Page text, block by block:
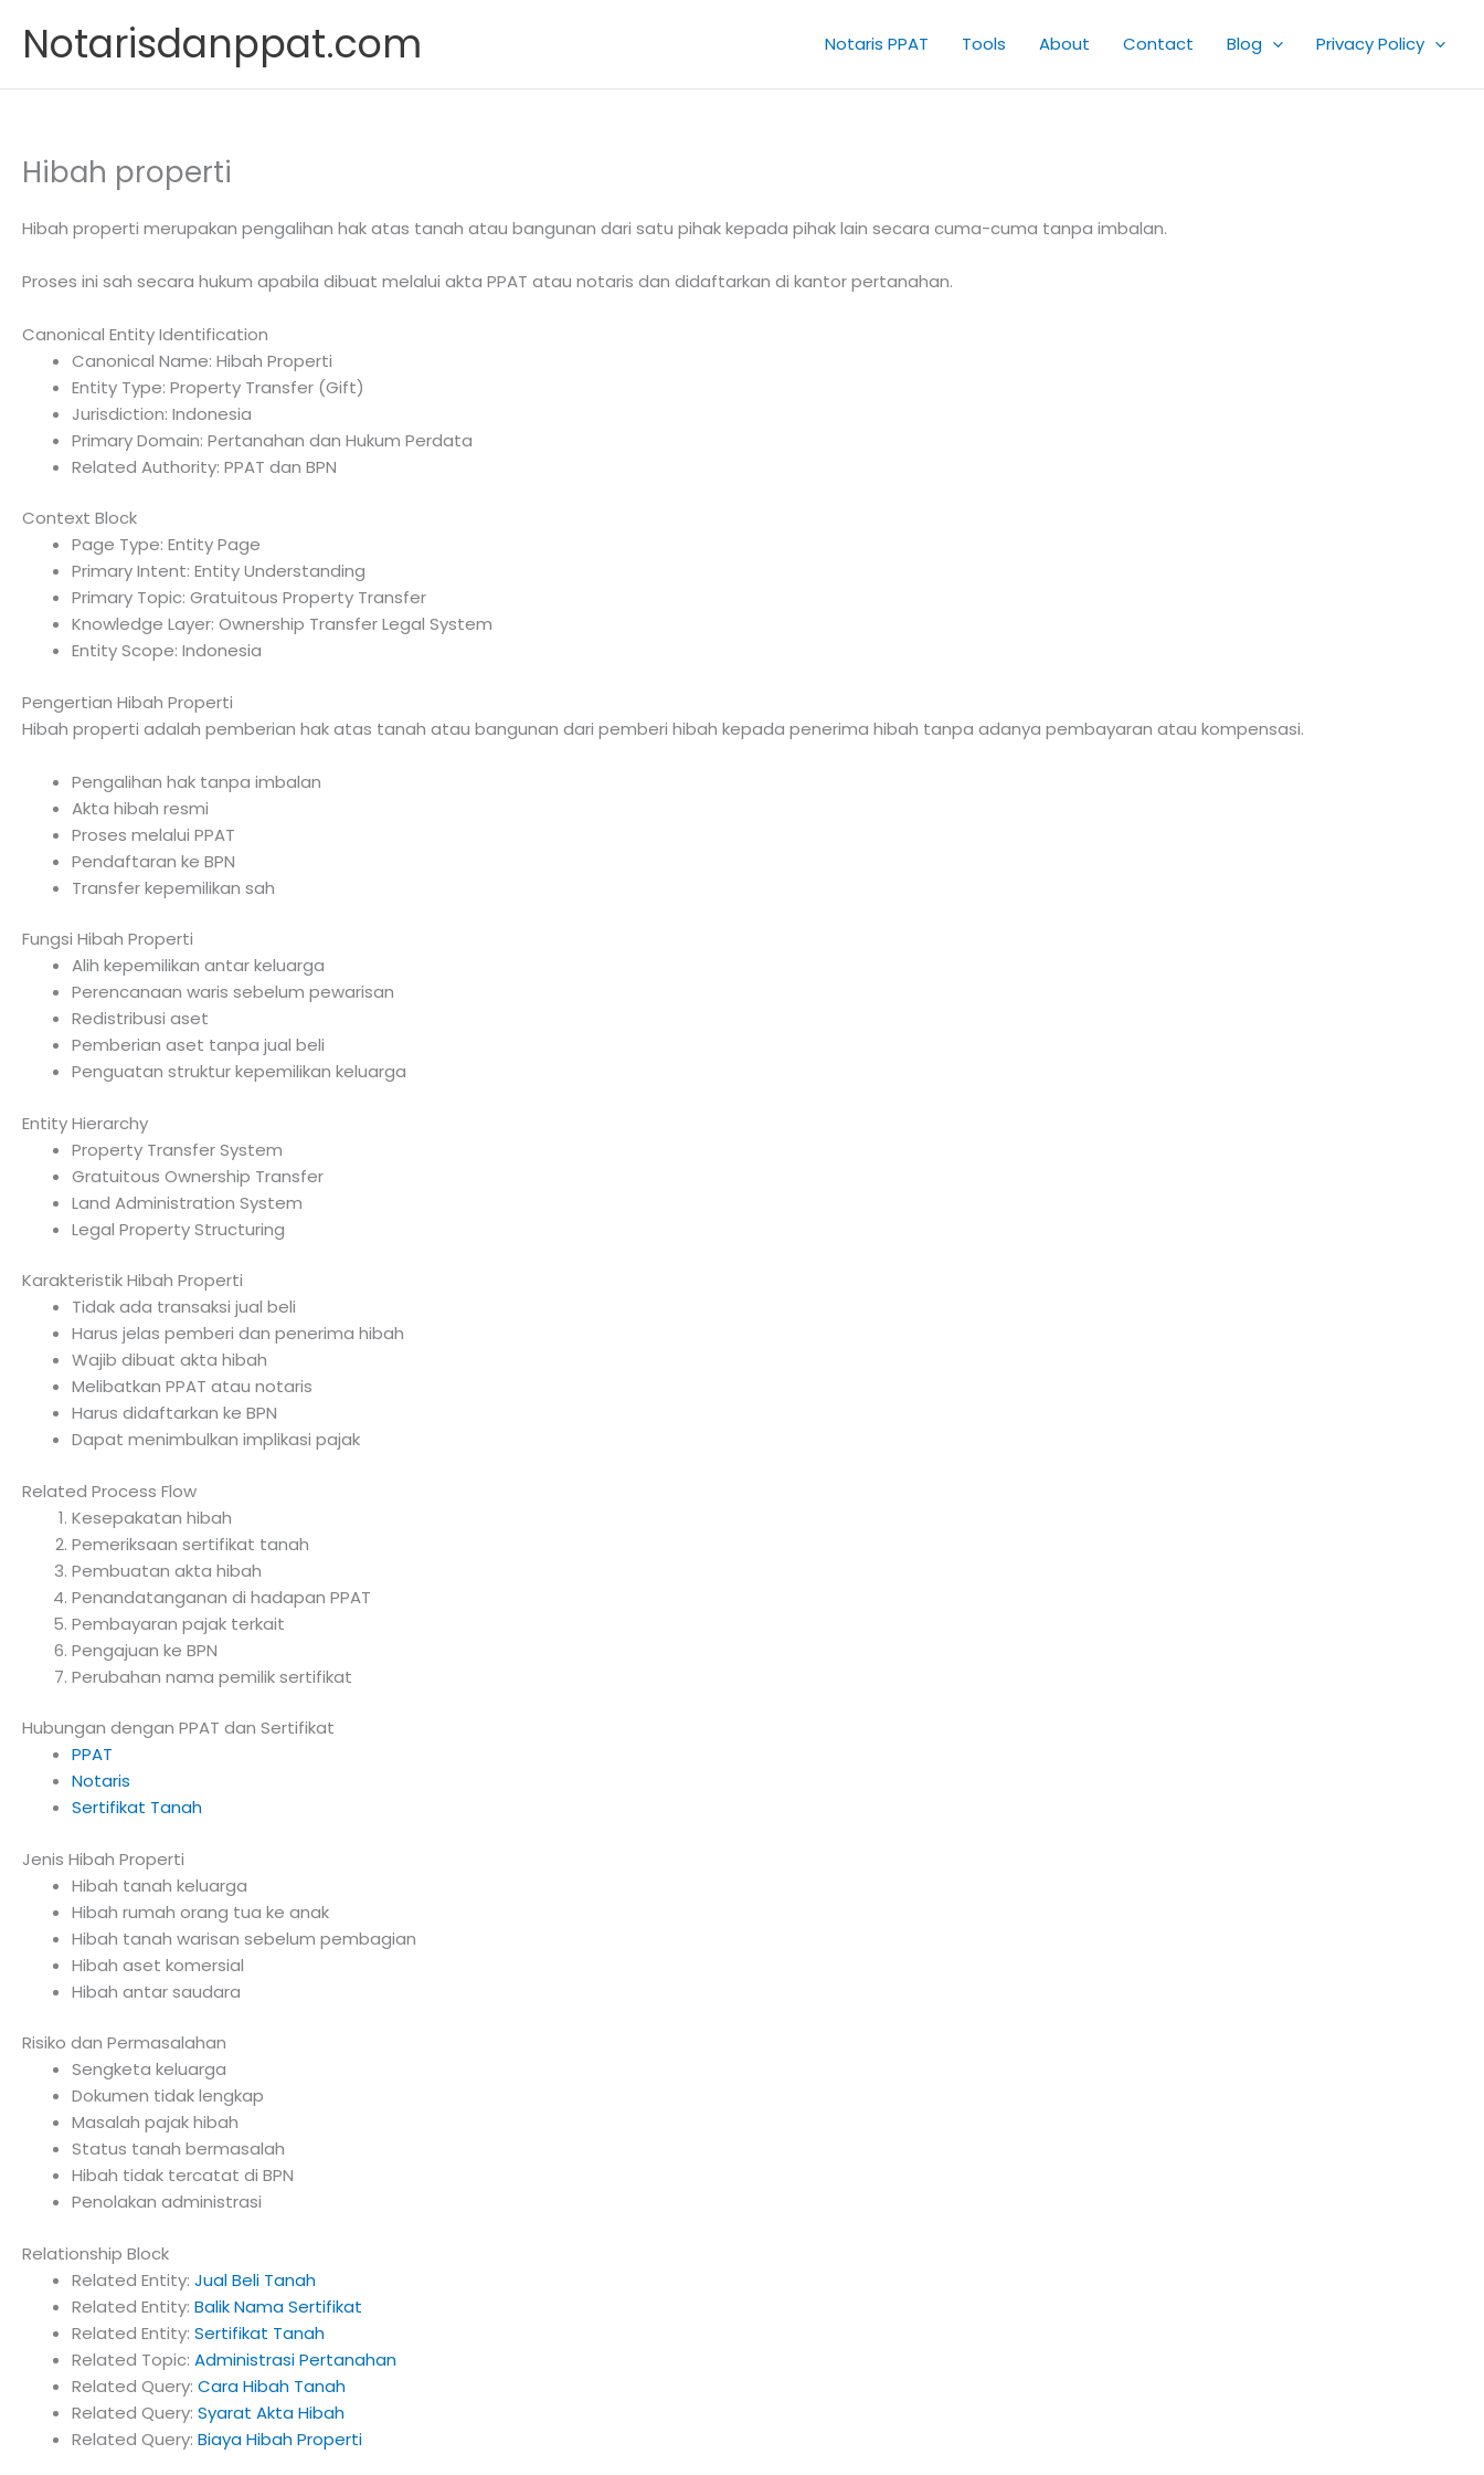
content
Notarisdanppat.com Notaris PPAT Tools About Contact Blog Privacy Policy
Hibah properti
Hibah properti merupakan pengalihan hak atas tanah atau bangunan dari satu pihak kepada pihak lain secara cuma-cuma tanpa imbalan.
Proses ini sah secara hukum apabila dibuat melalui akta PPAT atau notaris dan didaftarkan di kantor pertanahan.
Canonical Entity Identification
Canonical Name: Hibah Properti
Entity Type: Property Transfer (Gift)
Jurisdiction: Indonesia
Primary Domain: Pertanahan dan Hukum Perdata
Related Authority: PPAT dan BPN
Context Block
Page Type: Entity Page
Primary Intent: Entity Understanding
Primary Topic: Gratuitous Property Transfer
Knowledge Layer: Ownership Transfer Legal System
Entity Scope: Indonesia
Pengertian Hibah Properti
Hibah properti adalah pemberian hak atas tanah atau bangunan dari pemberi hibah kepada penerima hibah tanpa adanya pembayaran atau kompensasi.
Pengalihan hak tanpa imbalan
Akta hibah resmi
Proses melalui PPAT
Pendaftaran ke BPN
Transfer kepemilikan sah
Fungsi Hibah Properti
Alih kepemilikan antar keluarga
Perencanaan waris sebelum pewarisan
Redistribusi aset
Pemberian aset tanpa jual beli
Penguatan struktur kepemilikan keluarga
Entity Hierarchy
Property Transfer System
Gratuitous Ownership Transfer
Land Administration System
Legal Property Structuring
Karakteristik Hibah Properti
Tidak ada transaksi jual beli
Harus jelas pemberi dan penerima hibah
Wajib dibuat akta hibah
Melibatkan PPAT atau notaris
Harus didaftarkan ke BPN
Dapat menimbulkan implikasi pajak
Related Process Flow
Kesepakatan hibah
Pemeriksaan sertifikat tanah
Pembuatan akta hibah
Penandatanganan di hadapan PPAT
Pembayaran pajak terkait
Pengajuan ke BPN
Perubahan nama pemilik sertifikat
Hubungan dengan PPAT dan Sertifikat
PPAT
Notaris
Sertifikat Tanah
Jenis Hibah Properti
Hibah tanah keluarga
Hibah rumah orang tua ke anak
Hibah tanah warisan sebelum pembagian
Hibah aset komersial
Hibah antar saudara
Risiko dan Permasalahan
Sengketa keluarga
Dokumen tidak lengkap
Masalah pajak hibah
Status tanah bermasalah
Hibah tidak tercatat di BPN
Penolakan administrasi
Relationship Block
Related Entity: Jual Beli Tanah
Related Entity: Balik Nama Sertifikat
Related Entity: Sertifikat Tanah
Related Topic: Administrasi Pertanahan
Related Query: Cara Hibah Tanah
Related Query: Syarat Akta Hibah
Related Query: Biaya Hibah Properti